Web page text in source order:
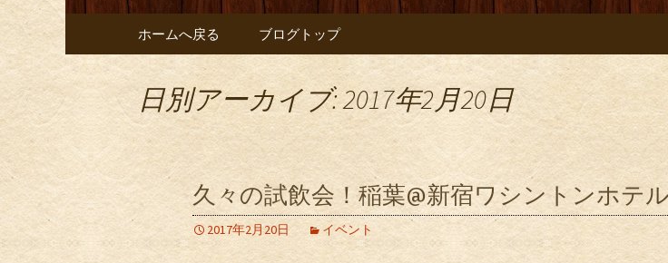
コンテンツへ移動
ホームへ戻る ブログトップ
日別アーカイブ: 2017年2月20日
久々の試飲会！稲葉@新宿ワシントンホテ
2017年2月20日 イベント